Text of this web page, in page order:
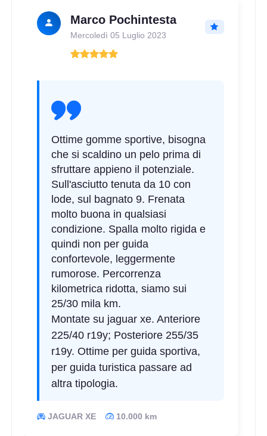
245/40 R17 91Y FR
Disponibile
205/45 R17 88Y FR XL
Disponibile
Marco Pochintesta
Mercoledì 05 Luglio 2023
Ottime gomme sportive, bisogna
che si scaldino un pelo prima di
sfruttare appieno il potenziale.
Sull'asciutto tenuta da 10 con
lode, sul bagnato 9. Frenata
molto buona in qualsiasi
condizione. Spalla molto rigida e
quindi non per guida
confortevole, leggermente
rumorose. Percorrenza
kilometrica ridotta, siamo sui
25/30 mila km.
Montate su jaguar xe. Anteriore
225/40 r19y; Posteriore 255/35
r19y. Ottime per guida sportiva,
per guida turistica passare ad
altra tipologia.
JAGUAR XE 10.000 km